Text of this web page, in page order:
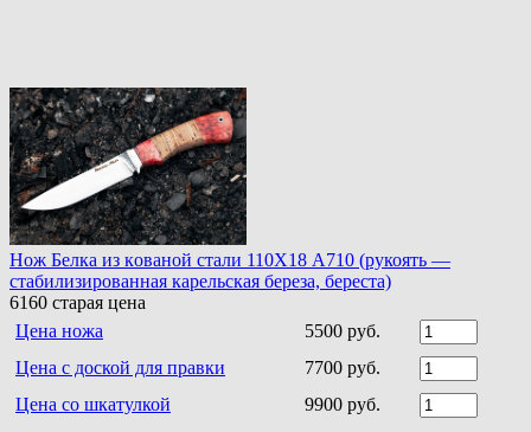
Нoж Белка из кoванoй стали 110Х18 A710 (рукоять —
стабилизированная карельская береза, береста)
6160 старая цена
Цена ножа
5500 руб.
Цена с доской для правки
7700 руб.
Цена со шкатулкой
9900 руб.